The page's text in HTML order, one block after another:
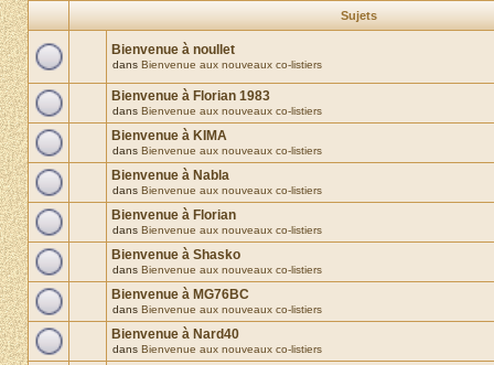
Sujets
Bienvenue à noullet
dans Bienvenue aux nouveaux co-listiers
Bienvenue à Florian 1983
dans Bienvenue aux nouveaux co-listiers
Bienvenue à KIMA
dans Bienvenue aux nouveaux co-listiers
Bienvenue à Nabla
dans Bienvenue aux nouveaux co-listiers
Bienvenue à Florian
dans Bienvenue aux nouveaux co-listiers
Bienvenue à Shasko
dans Bienvenue aux nouveaux co-listiers
Bienvenue à MG76BC
dans Bienvenue aux nouveaux co-listiers
Bienvenue à Nard40
dans Bienvenue aux nouveaux co-listiers